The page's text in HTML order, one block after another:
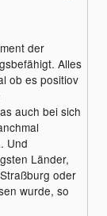
der
Alles
ob es positiov
auch bei sich
Und
Länder,
oder
wurde, so